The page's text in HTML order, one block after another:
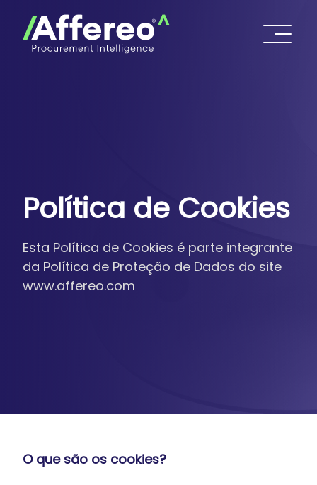
Política de Cookies
Esta Política de Cookies é parte integrante
da Política de Proteção de Dados do site
www.affereo.com
O que são os cookies?